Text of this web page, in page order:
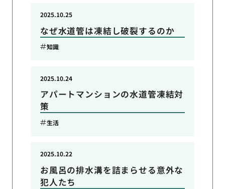
なぜ水道管は凍結し破裂するのか
2025.10.25
知識
アパートマンションの水道管凍結対
策
2025.10.24
生活
お風呂の排水溝を詰まらせる意外な
犯人たち
2025.10.22